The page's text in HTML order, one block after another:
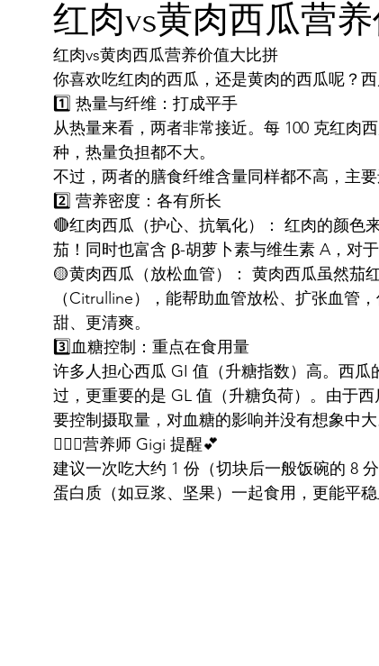
红肉vs黄肉西瓜营
红肉vs黄肉西瓜营养价值大比拼
你喜欢吃红肉的西瓜，还是黄肉的西瓜呢？
1️⃣ 热量与纤维：打成平手
从热量来看，两者非常接近。每 100 克红肉
种，热量负担都不大。
不过，两者的膳食纤维含量同样都不高，主要
2️⃣ 营养密度：各有所长
🔴红肉西瓜（护心、抗氧化）： 红肉的颜色
茄！同时也富含 β-胡萝卜素与维生素 A，对
🟡黄肉西瓜（放松血管）： 黄肉西瓜虽然茄
（Citrulline），能帮助血管放松、扩张血管
甜、更清爽。
3️⃣血糖控制：重点在食用量
许多人担心西瓜 GI 值（升糖指数）高。西
过，更重要的是 GL 值（升糖负荷）。由于
要控制摄取量，对血糖的影响并没有想象中大
👩🏻‍⚕️营养师 Gigi 提醒💕
建议一次吃大约 1 份（切块后一般饭碗的 8
蛋白质（如豆浆、坚果）一起食用，更能平稳